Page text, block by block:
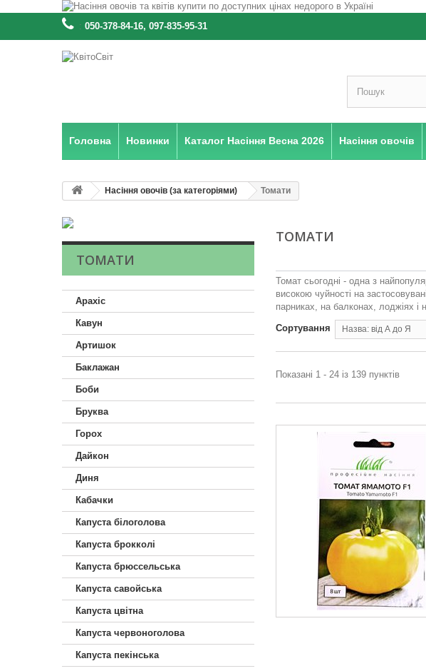
: 050-378-84-16, 097-835-95-31
Головна Новинки Каталог Насіння Весна 2026 Насіння овочів
Насіння овочів (за категоріями) Томати
ТОМАТИ
Арахіс
Кавун
Артишок
Баклажан
Боби
Бруква
Горох
Дайкон
Диня
Кабачки
Капуста білоголова
Капуста брокколі
Капуста брюссельська
Капуста савойська
Капуста цвітна
Капуста червоноголова
Капуста пекінська
ТОМАТИ
Томат сьогодні - одна з
високою чуйності на
парниках, на балконах, лоджіях і
Сортування Назва: від А до Я
Показані 1 - 24 із 139 пунктів